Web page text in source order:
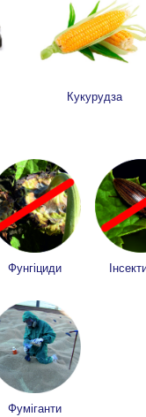
Кукурудза
Фунгіциди
Фуміганти